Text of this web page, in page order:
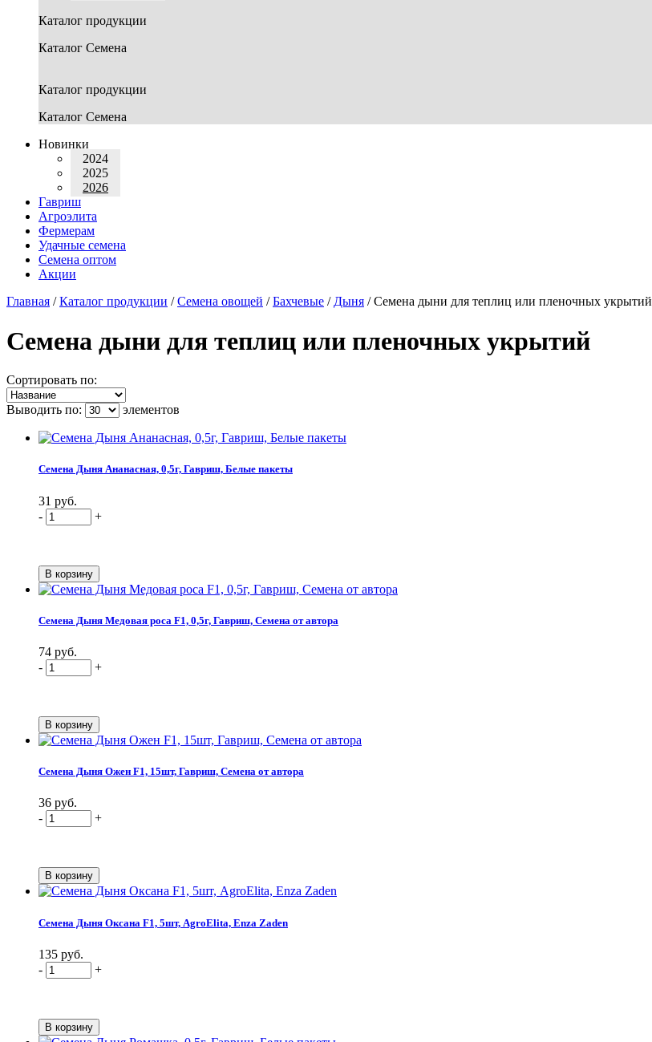
Каталог продукции
Каталог Семена
Каталог продукции
Каталог Семена
Новинки
2024
2025
2026
Гавриш
Агроэлита
Фермерам
Удачные семена
Семена оптом
Акции
Главная /Каталог продукции /Семена овощей /Бахчевые /Дыня /Семена дыни для теплиц или пленочных укрытий
Семена дыни для теплиц или пленочных укрытий
Сортировать по:
Выводить по: элементов
Семена Дыня Ананасная, 0,5г, Гавриш, Белые пакеты
31 руб.
-
+
Семена Дыня Медовая роса F1, 0,5г, Гавриш, Семена от автора
74 руб.
-
+
Семена Дыня Ожен F1, 15шт, Гавриш, Семена от автора
36 руб.
-
+
Семена Дыня Оксана F1, 5шт, AgroElita, Enza Zaden
135 руб.
-
+